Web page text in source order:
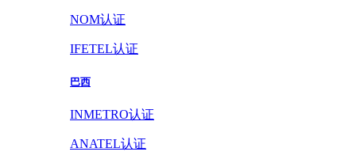
NOM认证
IFETEL认证
巴西
INMETRO认证
ANATEL认证